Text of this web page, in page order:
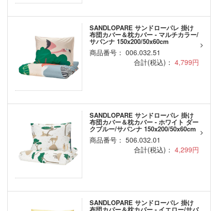
SANDLOPARE サンドローパレ 掛け
布団カバー＆枕カバー - マルチカラー/
サバンナ 150x200/50x60cm
商品番号： 006.032.51
合計(税込)： 4,799円
SANDLOPARE サンドローパレ 掛け
布団カバー＆枕カバー - ホワイト ダー
クブルー/サバンナ 150x200/50x60cm
商品番号： 506.032.01
合計(税込)： 4,299円
SANDLOPARE サンドローパレ 掛け